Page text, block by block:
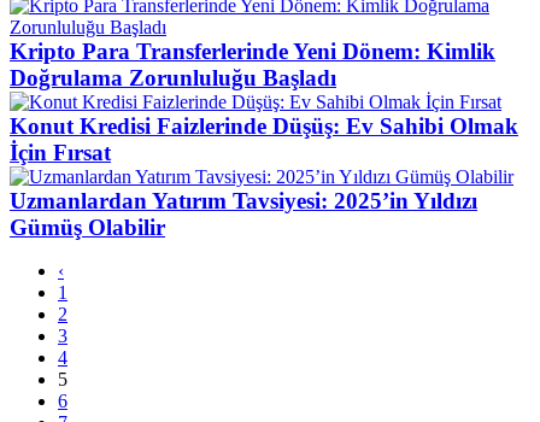
Kripto Para Transferlerinde Yeni Dönem: Kimlik
Doğrulama Zorunluluğu Başladı
Konut Kredisi Faizlerinde Düşüş: Ev Sahibi Olmak
İçin Fırsat
Uzmanlardan Yatırım Tavsiyesi: 2025’in Yıldızı
Gümüş Olabilir
‹
1
2
3
4
5
6